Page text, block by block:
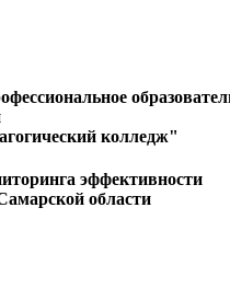
колледж"
эффективности
области